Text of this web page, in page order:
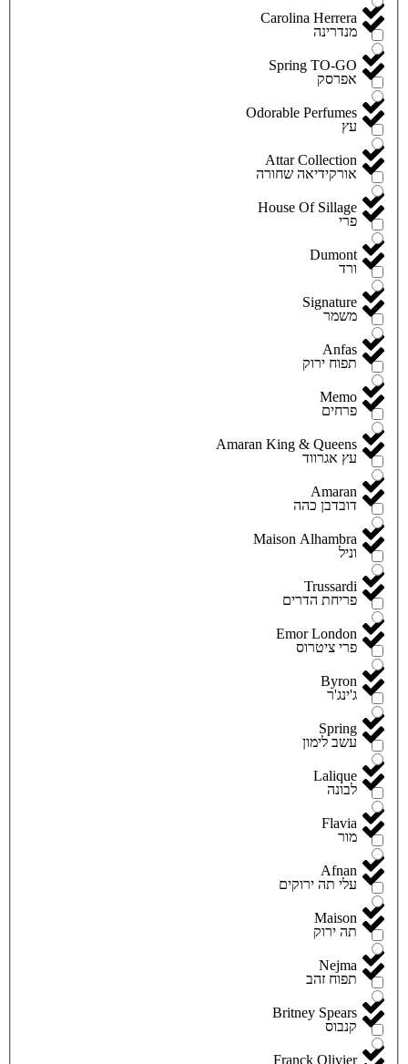
Carolina Herrera
Spring TO-GO
Odorable Perfumes
Attar Collection
House Of Sillage
Dumont
Signature
Anfas
Memo
Amaran King & Queens
Amaran
Maison Alhambra
Trussardi
Emor London
Byron
Spring
Lalique
Flavia
Afnan
Maison
Nejma
Britney Spears
Franck Olivier
מנדרינה
אפרסק
עץ
אורקידיאה שחורה
פרי
ורד
משמר
תפוח ירוק
פרחים
עץ אגרווד
דובדבן כהה
וניל
פריחת הדרים
פרי ציטרוס
ג'ינג'ר
עשב לימון
לבונה
מור
עלי תה ירוקים
תה ירוק
תפוח זהב
קנבוס